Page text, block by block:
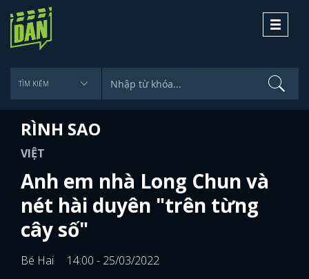
Toggle
RÌNH SAO
VIỆT
Anh em nhà Long Chun và
nét hài duyên "trên từng
cây số"
Bé Hai
14:00 - 25/03/2022